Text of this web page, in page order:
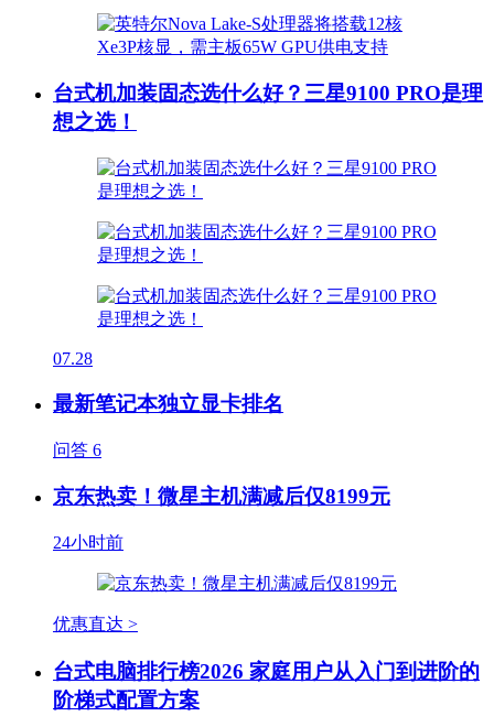
台式机加装固态选什么好？三星9100 PRO是理
想之选！
07.28
最新笔记本独立显卡排名
问答 6
京东热卖！微星主机满减后仅8199元
24小时前
优惠直达 >
台式电脑排行榜2026 家庭用户从入门到进阶的
阶梯式配置方案